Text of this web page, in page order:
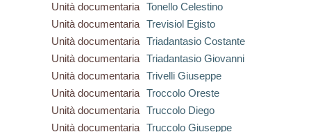
Unità documentaria Tonello Celestino
Unità documentaria Trevisiol Egisto
Unità documentaria Triadantasio Costante
Unità documentaria Triadantasio Giovanni
Unità documentaria Trivelli Giuseppe
Unità documentaria Troccolo Oreste
Unità documentaria Truccolo Diego
Unità documentaria Truccolo Giuseppe